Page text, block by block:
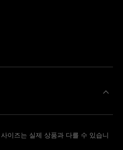
이즈는 실제 상품과 다를 수 있습니